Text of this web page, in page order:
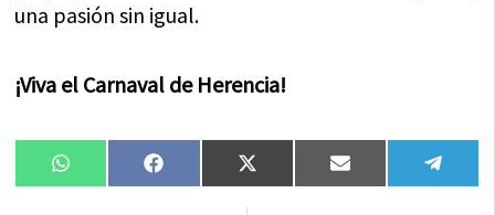
una pasión sin igual.
¡Viva el Carnaval de Herencia!
Compartir
en
WhatsAppCompartir
en
FacebookCompartir
en
X
(Twitter)
Compartir
en
Email
en